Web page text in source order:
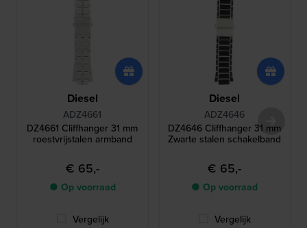
Diesel
ADZ4661
DZ4661 Cliffhanger 31 mm
roestvrijstalen armband
€ 65,-
● Op voorraad
Vergelijk
Diesel
ADZ4646
DZ4646 Cliffhanger 31 mm
Zwarte stalen schakelband
€ 65,-
● Op voorraad
Vergelijk